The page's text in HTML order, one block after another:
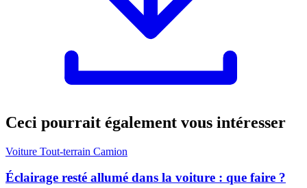
Ceci pourrait également vous intéresser
Voiture Tout-terrain Camion
Éclairage resté allumé dans la voiture : que faire ?